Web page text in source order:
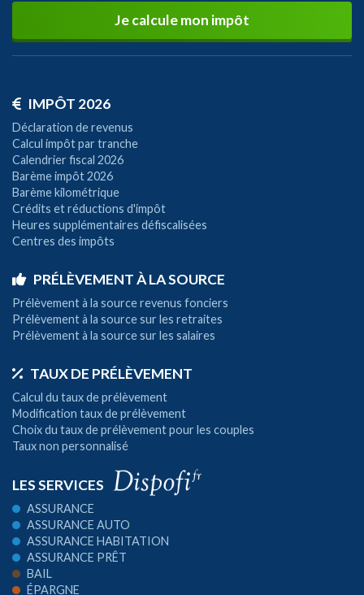
Je calcule mon impôt
IMPÔT 2026
Déclaration de revenus
Calcul impôt par tranche
Calendrier fiscal 2026
Barème impôt 2026
Barème kilométrique
Crédits et réductions d'impôt
Heures supplémentaires défiscalisées
Centres des impôts
PRÉLÈVEMENT À LA SOURCE
Prélèvement à la source revenus fonciers
Prélèvement à la source sur les retraites
Prélèvement à la source sur les salaires
TAUX DE PRÉLÈVEMENT
Calcul du taux de prélèvement
Modification taux de prélèvement
Choix du taux de prélèvement pour les couples
Taux non personnalisé
LES SERVICES
ASSURANCE
ASSURANCE AUTO
ASSURANCE HABITATION
ASSURANCE PRÊT
BAIL
ÉPARGNE